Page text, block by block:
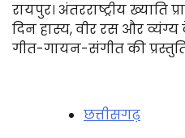
रायपुर। अंतरराष्ट्रीय ख्याति
दिन हास्य, वीर रस और
गीत-गायन-संगीत की
छत्तीसगढ़